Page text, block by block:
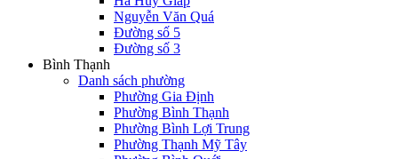
Nguyễn Văn Quá
Đường số 5
Đường số 3
Bình Thạnh
Danh sách phường
Phường Gia Định
Phường Bình Thạnh
Phường Bình Lợi Trung
Phường Thạnh Mỹ Tây